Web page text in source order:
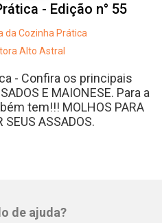
- Edição n° 55
da Cozinha Prática
Alto Astral
- Confira os principais
E MAIONESE. Para a
tem!!! MOLHOS PARA
ASSADOS.
de ajuda?